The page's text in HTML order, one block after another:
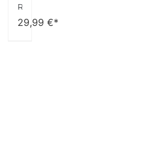
29,99€*